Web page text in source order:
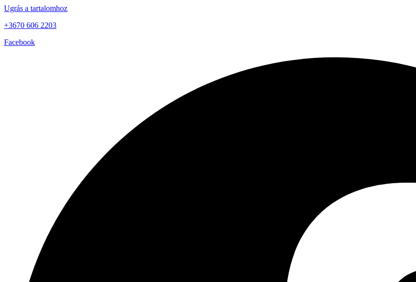
Ugrás a tartalomhoz
+3670 606 2203
Facebook